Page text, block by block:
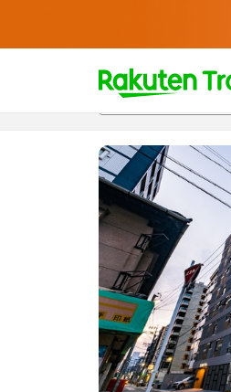
t
p
a
g
_
s
e
c
h
概覽房間及住宿方案 評